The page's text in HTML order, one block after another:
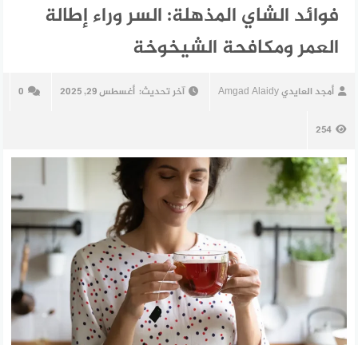
فوائد الشاي المذهلة: السر وراء إطالة
العمر ومكافحة الشيخوخة
أمجد العايدي Amgad Alaidy آخر تحديث: أغسطس 29, 2025 0
254